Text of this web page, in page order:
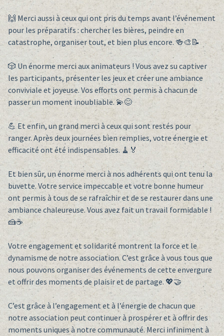
🙌 Merci aussi à ceux qui ont pris du temps avant l’événement
pour les préparatifs : chercher les bières, peindre en
catastrophe, organiser tout, et bien plus encore. 🍻🎨📝
🎲 Un énorme merci aux animateurs ! Vous avez su captiver
les participants, présenter les jeux et créer une ambiance
conviviale et joyeuse. Vos efforts ont permis à chacun de
passer un moment inoubliable. 💫😊
💪 Et enfin, un grand merci à ceux qui sont restés pour
ranger. Après deux journées bien remplies, votre énergie et
efficacité ont été indispensables. 🧹🏅
Et bien sûr, un énorme merci à nos adhérents qui ont tenu la
buvette. Votre service impeccable et votre bonne humeur
ont permis à tous de se rafraîchir et de se restaurer dans une
ambiance chaleureuse. Vous avez fait un travail formidable !
🍰☕
Votre engagement et solidarité montrent la force et le
dynamisme de notre association. C’est grâce à vous tous que
nous pouvons organiser des événements de cette envergure
et offrir des moments de plaisir et de partage. 💖🤝
C’est grâce à l’engagement et à l’énergie de chacun que
notre association peut continuer à prospérer et à offrir des
moments uniques à notre communauté. Merci infiniment à